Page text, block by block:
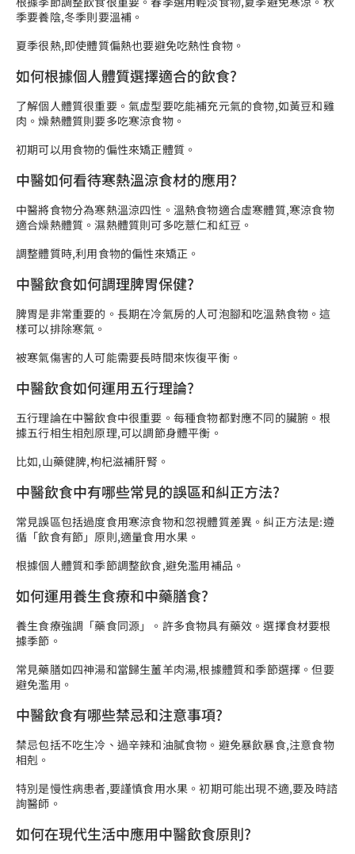
季要養陰,冬季則要溫補。
夏季很熱,即使體質偏熱也要避免吃熱性食物。
如何根據個人體質選擇適合的飲食?
了解個人體質很重要。氣虛型要吃能補充元氣的食物,如黃豆和雞
肉。燥熱體質則要多吃寒涼食物。
初期可以用食物的偏性來矯正體質。
中醫如何看待寒熱溫涼食材的應用?
中醫將食物分為寒熱溫涼四性。溫熱食物適合虛寒體質,寒涼食物
適合燥熱體質。濕熱體質則可多吃薏仁和紅豆。
調整體質時,利用食物的偏性來矯正。
中醫飲食如何調理脾胃保健?
脾胃是非常重要的。長期在冷氣房的人可泡腳和吃溫熱食物。這
樣可以排除寒氣。
被寒氣傷害的人可能需要長時間來恢復平衡。
中醫飲食如何運用五行理論?
五行理論在中醫飲食中很重要。每種食物都對應不同的臟腑。根
據五行相生相剋原理,可以調節身體平衡。
比如,山藥健脾,枸杞滋補肝腎。
中醫飲食中有哪些常見的誤區和糾正方法?
常見誤區包括過度食用寒涼食物和忽視體質差異。糾正方法是:遵
循「飲食有節」原則,適量食用水果。
根據個人體質和季節調整飲食,避免濫用補品。
如何運用養生食療和中藥膳食?
養生食療強調「藥食同源」。許多食物具有藥效。選擇食材要根
據季節。
常見藥膳如四神湯和當歸生薑羊肉湯,根據體質和季節選擇。但要
避免濫用。
中醫飲食有哪些禁忌和注意事項?
禁忌包括不吃生冷、過辛辣和油膩食物。避免暴飲暴食,注意食物
相剋。
特別是慢性病患者,要謹慎食用水果。初期可能出現不適,要及時諮
詢醫師。
如何在現代生活中應用中醫飲食原則?